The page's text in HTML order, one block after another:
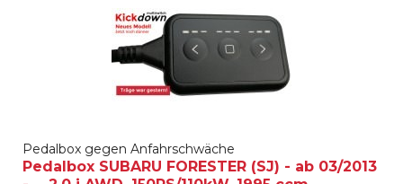
Pedalbox gegen Anfahrschwäche
Pedalbox SUBARU FORESTER (SJ) - ab 03/2013